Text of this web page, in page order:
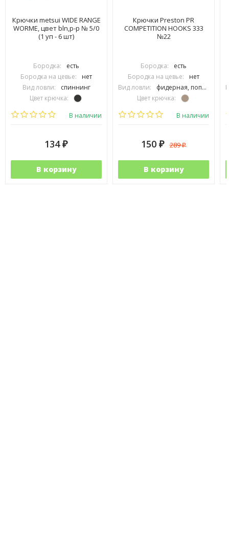
Крючки metsui WIDE RANGE
WORME, цвет bln,р-р № 5/0
(1 уп - 6 шт)
Бородка:
есть
Бородка на цевье:
нет
Вид ловли:
спиннинг
Цвет крючка:
Тип крючка:
В наличии
134 ₽
В корзину
Крючки Preston PR
COMPETITION HOOKS 333
№22
Бородка:
есть
Бородка на цевье:
нет
Вид ловли:
фидерная, поплавочная, карповая
Цвет крючка:
Тип крючка:
В наличии
150 ₽ 289₽
В корзину